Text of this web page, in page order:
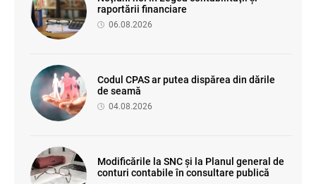
raportării financiare
06.08.2026
Codul CPAS ar putea dispărea din dările
de seamă
04.08.2026
Modificările la SNC și la Planul general de
conturi contabile în consultare publică